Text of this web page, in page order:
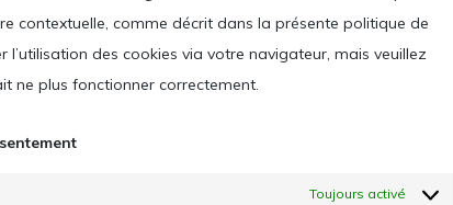
contextuelle, comme décrit dans la présente politique de
l’utilisation des cookies via votre navigateur, mais veuillez
ne plus fonctionner correctement.
Toujours activé